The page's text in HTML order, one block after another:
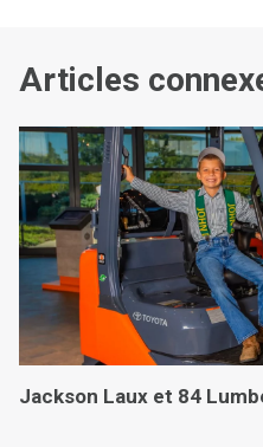
Articles
Jackson Laux et 84